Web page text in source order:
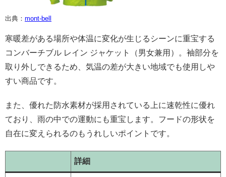
出典： mont-bell
寒暖差がある場所や体温に変化が生じるシーンに重宝する
コンバーチブル レイン ジャケット（男女兼用）。袖部分を
取り外しできるため、気温の差が大きい地域でも使用しや
すい商品です。
また、優れた防水素材が採用されている上に速乾性に優れ
ており、雨の中での運動にも重宝します。フードの形状を
自在に変えられるのもうれしいポイントです。
詳細